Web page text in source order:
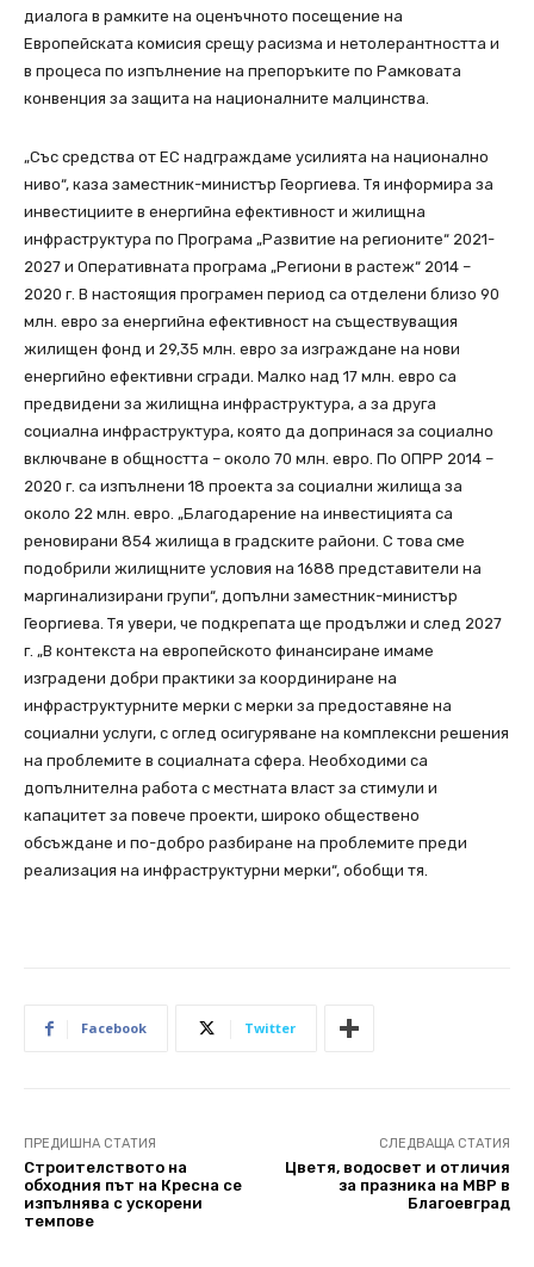
диалога в рамките на оценъчното посещение на
Европейската комисия срещу расизма и нетолерантността и
в процеса по изпълнение на препоръките по Рамковата
конвенция за защита на националните малцинства.
„Със средства от ЕС надграждаме усилията на национално
ниво“, каза заместник-министър Георгиева. Тя информира за
инвестициите в енергийна ефективност и жилищна
инфраструктура по Програма „Развитие на регионите“ 2021-
2027 и Оперативната програма „Региони в растеж“ 2014 –
2020 г. В настоящия програмен период са отделени близо 90
млн. евро за енергийна ефективност на съществуващия
жилищен фонд и 29,35 млн. евро за изграждане на нови
енергийно ефективни сгради. Малко над 17 млн. евро са
предвидени за жилищна инфраструктура, а за друга
социална инфраструктура, която да допринася за социално
включване в общността – около 70 млн. евро. По ОПРР 2014 –
2020 г. са изпълнени 18 проекта за социални жилища за
около 22 млн. евро. „Благодарение на инвестицията са
реновирани 854 жилища в градските райони. С това сме
подобрили жилищните условия на 1688 представители на
маргинализирани групи“, допълни заместник-министър
Георгиева. Тя увери, че подкрепата ще продължи и след 2027
г. „В контекста на европейското финансиране имаме
изградени добри практики за координиране на
инфраструктурните мерки с мерки за предоставяне на
социални услуги, с оглед осигуряване на комплексни решения
на проблемите в социалната сфера. Необходими са
допълнителна работа с местната власт за стимули и
капацитет за повече проекти, широко обществено
обсъждане и по-добро разбиране на проблемите преди
реализация на инфраструктурни мерки“, обобщи тя.
Facebook Twitter
ПРЕДИШНА СТАТИЯ
Строителството на
обходния път на Кресна се
изпълнява с ускорени
темпове
СЛЕДВАЩА СТАТИЯ
Цветя, водосвет и отличия
за празника на МВР в
Благоевград